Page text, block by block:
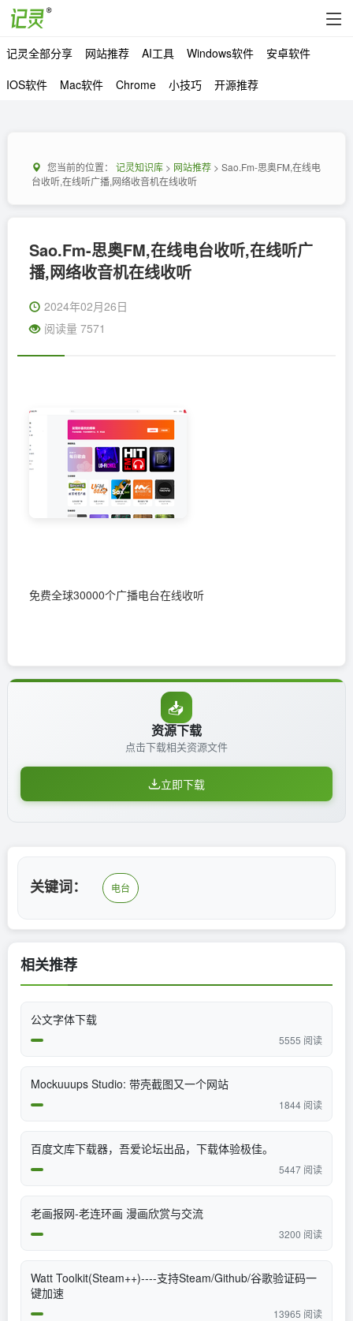
记灵全部分享 网站推荐 AI工具 Windows软件
安卓软件
IOS软件
Mac软件 Chrome 小技巧 开源推荐
您当前的位置： 记灵知识库> 网站推荐> Sao.Fm-思奥FM,在线电
台收听,在线听广播,网络收音机在线收听
Sao.Fm-思奥FM,在线电台收听,在线听广
播,网络收音机在线收听
2024年02月26日
阅读量 7571
免费全球30000个广播电台在线收听
📥
资源下载
点击下载相关资源文件
立即下载
关键词： 电台
相关推荐
公文字体下载
5555 阅读
Mockuuups Studio: 带壳截图又一个网站
1844 阅读
百度文库下载器，吾爱论坛出品，下载体验极佳。
5447 阅读
老画报网-老连环画 漫画欣赏与交流
3200 阅读
Watt Toolkit(Steam++)----支持Steam/Github/谷歌验证码一
键加速
13965 阅读